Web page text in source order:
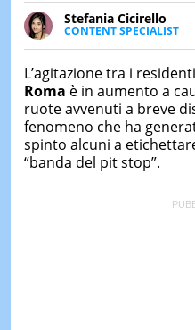
Stefania Cicirello
CONTENT SPECIALIST
Content writer, video
conseguito un
Marketing. Scrive
contenuti per social
Società, Moda e
L’agitazione tra i
Roma è in aumento a
ruote avvenuti a breve
fenomeno che ha
spinto alcuni a
“banda del pit stop”.